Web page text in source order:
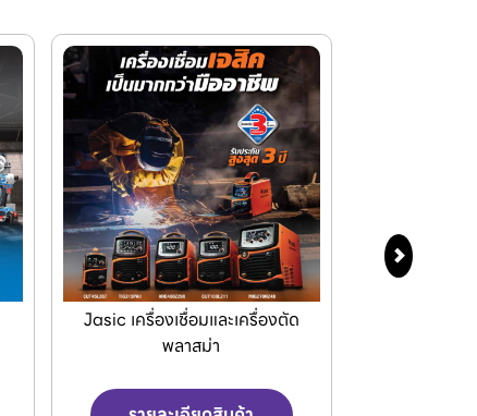
เครื่องPOLO เครื่องฉีดน้ำแรงดัน
สูงและเครื่องดูดฝุ่น